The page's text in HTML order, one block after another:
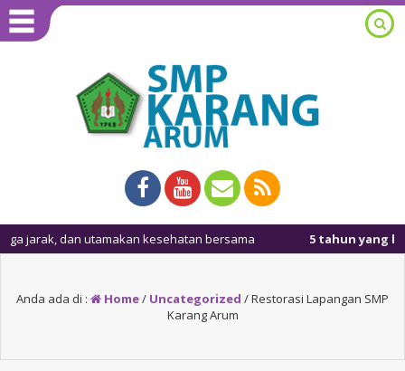
dan utamakan kesehatan bersama 5 tahun yang lalu/
Anda ada di : Home/ Uncategorized /Restorasi Lapangan SMP
Karang Arum